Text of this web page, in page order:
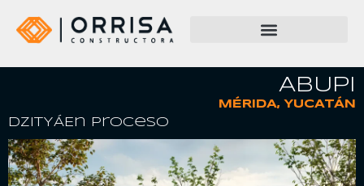
ABUPI
MÉRIDA, YUCATÁN
DZITYÁ En Proceso